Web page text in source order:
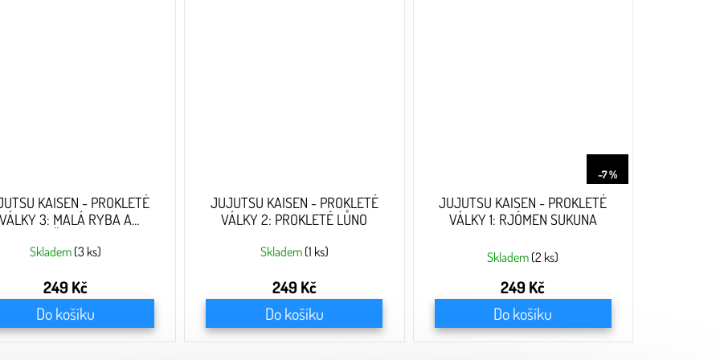
KAISEN - PROKLETÉ
VÁLKY 3: MALÁ RYBA A
Skladem (3 ks)
249 Kč
Do košíku
JUJUTSU KAISEN - PROKLETÉ
VÁLKY 2: PROKLETÉ LŮNO
Skladem (1 ks)
249 Kč
Do košíku
–7 %
JUJUTSU KAISEN - PROKLETÉ
VÁLKY 1: RJÓMEN SUKUNA
Skladem (2 ks)
249 Kč
Do košíku